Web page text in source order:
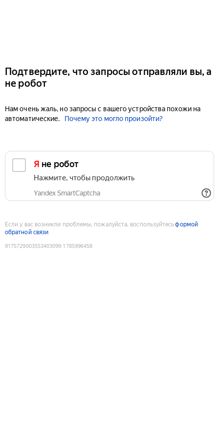
Подтвердите, что запросы отправляли вы, а
не робот
Нам очень жаль, но запросы с вашего устройства похожи на
автоматические.
Почему это могло произойти?
Я не робот
Нажмите, чтобы продолжить
Yandex SmartCaptcha
Если у вас возникли проблемы, пожалуйста, воспользуйтесьформой
обратной связи
9175729003553403099:1785996458